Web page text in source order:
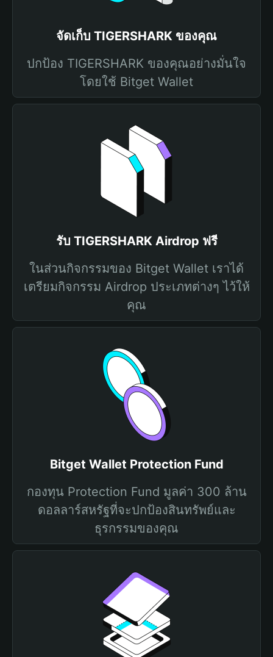
จัดเก็บ TIGERSHARK ของคุณ
ปกป้อง TIGERSHARK ของคุณอย่างมั่นใจ
โดยใช้ Bitget Wallet
รับ TIGERSHARK Airdrop ฟรี
ในส่วนกิจกรรมของ Bitget Wallet เราได้
เตรียมกิจกรรม Airdrop ประเภทต่างๆ ไว้ให้
คุณ
Bitget Wallet Protection Fund
กองทุน Protection Fund มูลค่า 300 ล้าน
ดอลลาร์สหรัฐที่จะปกป้องสินทรัพย์และ
ธุรกรรมของคุณ